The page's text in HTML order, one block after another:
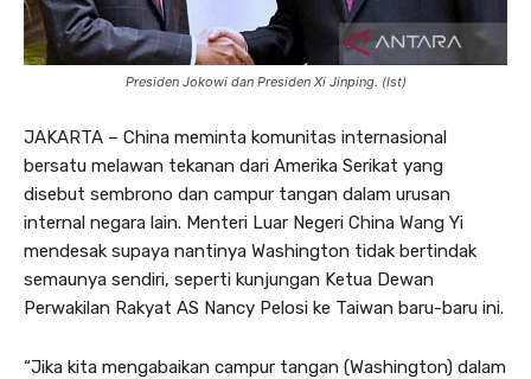
Presiden Jokowi dan Presiden Xi Jinping. (Ist)
JAKARTA – China meminta komunitas internasional
bersatu melawan tekanan dari Amerika Serikat yang
disebut sembrono dan campur tangan dalam urusan
internal negara lain. Menteri Luar Negeri China Wang Yi
mendesak supaya nantinya Washington tidak bertindak
semaunya sendiri, seperti kunjungan Ketua Dewan
Perwakilan Rakyat AS Nancy Pelosi ke Taiwan baru-baru ini.
“Jika kita mengabaikan campur tangan (Washington) dalam